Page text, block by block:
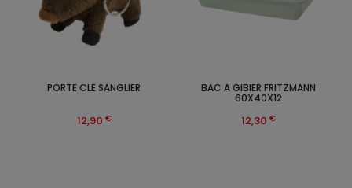
PORTE CLE SANGLIER
12,90 €
BAC A GIBIER FRITZMANN
60X40X12
12,30 €